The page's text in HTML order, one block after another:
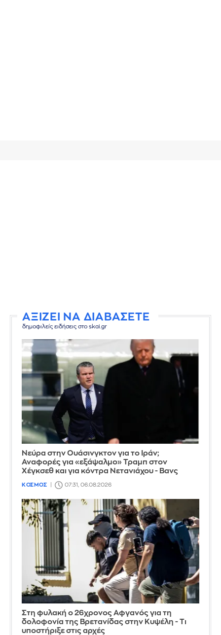
ΑΞΙΖΕΙ ΝΑ ΔΙΑΒΑΣΕΤΕ
δημοφιλείς ειδήσεις στο skai.gr
Νεύρα στην Ουάσινγκτον για το Ιράν;
Αναφορές για «εξάψαλμο» Τραμπ στον
Χέγκσεθ και για κόντρα Νετανιάχου - Βανς
ΚΟΣΜΟΣ 07:31, 06.08.2026
Στη φυλακή ο 26χρονος Αφγανός για τη
δολοφονία της Βρετανίδας στην Κυψέλη - Τι
υποστήριξε στις αρχές